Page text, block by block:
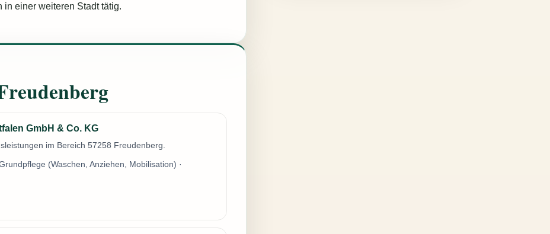
einer weiteren Stadt tätig.
GmbH & Co. KG
im Bereich 57258 Freudenberg.
(Waschen, Anziehen, Mobilisation) ·